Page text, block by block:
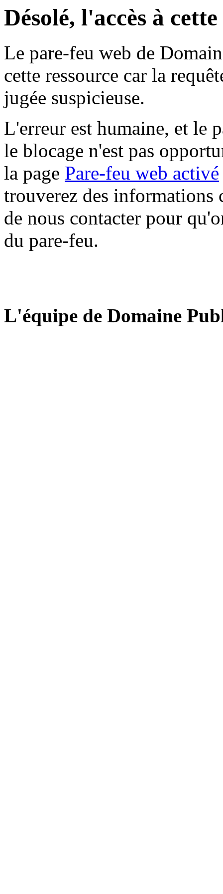
Désolé, l'accès à
Le pare-feu web de
cette ressource car la
jugée suspicieuse.
L'erreur est humaine, et le
le blocage n'est pas
la page Pare-feu web activé
trouverez des informations
de nous contacter pour
du pare-feu.
L'équipe de Domaine